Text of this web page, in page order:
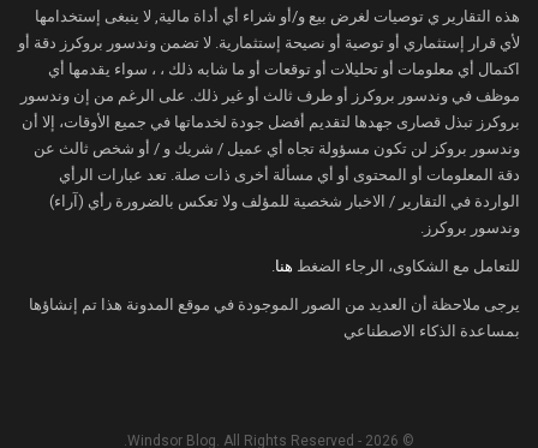
هذه التقارير ي توصيات لغرض بيع و/أو شراء أي أداة مالية, لا ينبغى إستخدامها
لأي قرار إستثماري أو توصية أو نصيحة إستثمارية. لا تضمن وندسور بروكرز دقة أو
اكتمال أي معلومات أو تحليلات أو توقعات أو ما شابه ذلك ، ، سواء يقدمها أي
موظف في وندسور بروكرز أو طرف ثالث أو غير ذلك. على الرغم من إن وندسور
بروكرز تبذل قصارى جهدها لتقديم أفضل جودة لخدماتها في جميع الأوقات، إلا أن
وندسور بروكز لن تكون مسؤولة تجاه أي عميل / شريك و / أو شخص ثالث عن
دقة المعلومات أو المحتوى أو أي مسألة أخرى ذات صلة. تعد عبارات الرأي
الواردة في التقارير / الاخبار شخصية للمؤلف ولا تعكس بالضرورة رأي (آراء)
وندسور بروكرز.
للتعامل مع الشكاوى، الرجاء الضغط هنا
يرجى ملاحظة أن العديد من الصور الموجودة في موقع المدونة هذا تم إنشاؤها
بمساعدة الذكاء الاصطناعي
© 2026 - Windsor Blog. All Rights Reserved.